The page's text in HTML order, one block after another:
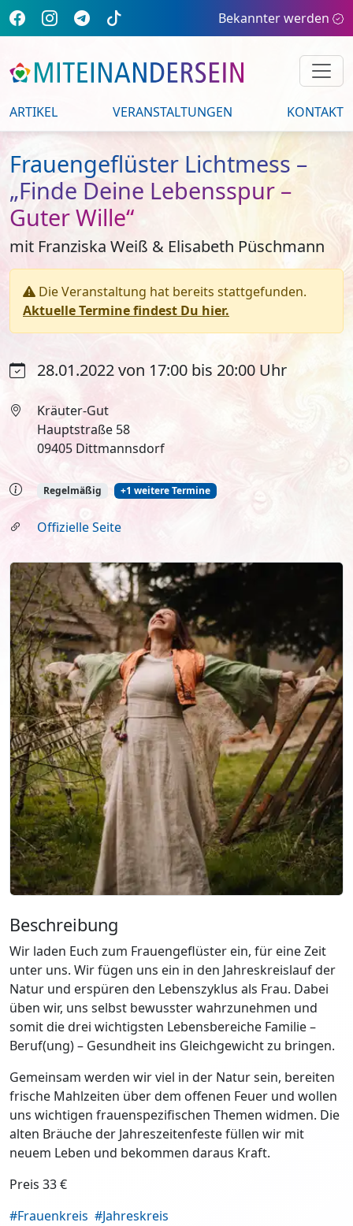
Bekannter werden
ARTIKEL VERANSTALTUNGEN KONTAKT
Frauengeflüster Lichtmess –
„Finde Deine Lebensspur –
Guter Wille“
mit Franziska Weiß & Elisabeth Püschmann
Die Veranstaltung hat bereits stattgefunden.
Aktuelle Termine findest Du hier.
28.01.2022 von 17:00 bis 20:00 Uhr
Kräuter-Gut
Hauptstraße 58
09405 Dittmannsdorf
Regelmäßig +1 weitere Termine
Offizielle Seite
Beschreibung
Wir laden Euch zum Frauengeflüster ein, für eine Zeit
unter uns. Wir fügen uns ein in den Jahreskreislauf der
Natur und erspüren den Lebenszyklus als Frau. Dabei
üben wir, uns selbst bewusster wahrzunehmen und
somit die drei wichtigsten Lebensbereiche Familie –
Beruf(ung) – Gesundheit ins Gleichgewicht zu bringen.
Gemeinsam werden wir viel in der Natur sein, bereiten
frische Mahlzeiten über dem offenen Feuer und wollen
uns wichtigen frauenspezifischen Themen widmen. Die
alten Bräuche der Jahreszeitenfeste füllen wir mit
neuem Leben und bekommen daraus Kraft.
Preis 33 €
#Frauenkreis #Jahreskreis